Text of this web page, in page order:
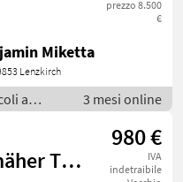
prezzo 8.500
€
Miketta
Lenzkirch
a
motofresatrici
3 mesi online
Typ
980 €
IVA
indetraibile